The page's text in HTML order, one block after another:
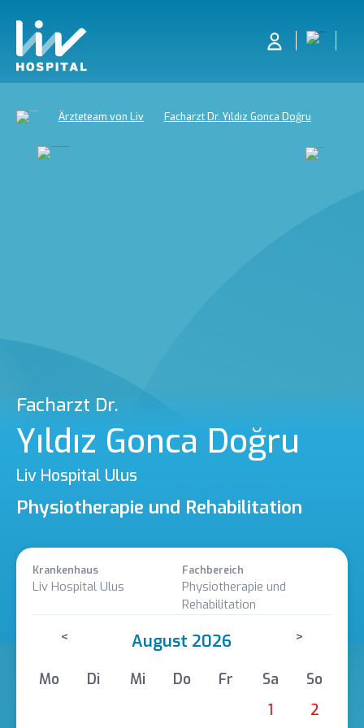
Ärzteteam von Liv Facharzt Dr. Yıldız Gonca Doğru
Facharzt Dr.
Yıldız Gonca Doğru
Liv Hospital Ulus
Physiotherapie und Rehabilitation
Krankenhaus
Liv Hospital Ulus
Fachbereich
Physiotherapie und
Rehabilitation
< August 2026 >
Mo Di Mi Do Fr Sa
So
1
2